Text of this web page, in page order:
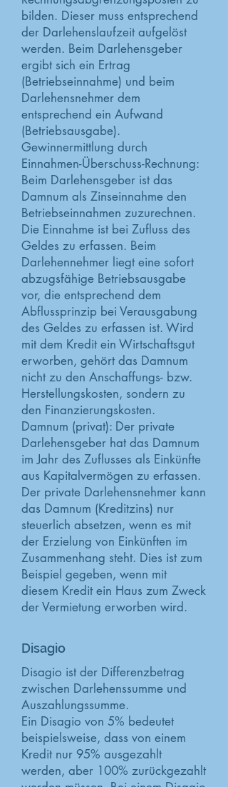
bilden. Dieser muss entsprechend
der Darlehenslaufzeit aufgelöst
werden. Beim Darlehensgeber
ergibt sich ein Ertrag
(Betriebseinnahme) und beim
Darlehensnehmer dem
entsprechend ein Aufwand
(Betriebsausgabe).
Gewinnermittlung durch
Einnahmen-Überschuss-Rechnung:
Beim Darlehensgeber ist das
Damnum als Zinseinnahme den
Betriebseinnahmen zuzurechnen.
Die Einnahme ist bei Zufluss des
Geldes zu erfassen. Beim
Darlehennehmer liegt eine sofort
abzugsfähige Betriebsausgabe
vor, die entsprechend dem
Abflussprinzip bei Verausgabung
des Geldes zu erfassen ist. Wird
mit dem Kredit ein Wirtschaftsgut
erworben, gehört das Damnum
nicht zu den Anschaffungs- bzw.
Herstellungskosten, sondern zu
den Finanzierungskosten.
Damnum (privat): Der private
Darlehensgeber hat das Damnum
im Jahr des Zuflusses als Einkünfte
aus Kapitalvermögen zu erfassen.
Der private Darlehensnehmer kann
das Damnum (Kreditzins) nur
steuerlich absetzen, wenn es mit
der Erzielung von Einkünften im
Zusammenhang steht. Dies ist zum
Beispiel gegeben, wenn mit
diesem Kredit ein Haus zum Zweck
der Vermietung erworben wird.
Disagio
Disagio ist der Differenzbetrag
zwischen Darlehenssumme und
Auszahlungssumme.
Ein Disagio von 5% bedeutet
beispielsweise, dass von einem
Kredit nur 95% ausgezahlt
werden, aber 100% zurückgezahlt